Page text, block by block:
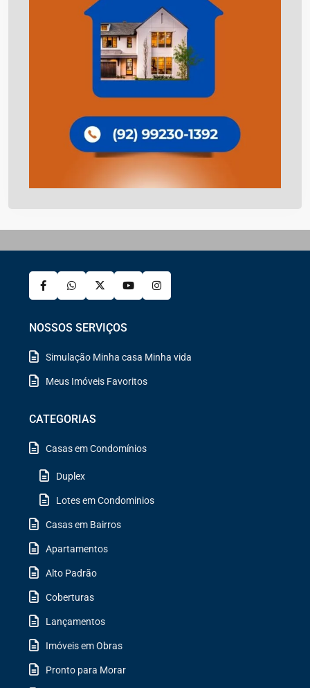
NOSSOS SERVIÇOS
Simulação Minha casa Minha vida
Meus Imóveis Favoritos
CATEGORIAS
Casas em Condomínios
Duplex
Lotes em Condominios
Casas em Bairros
Apartamentos
Alto Padrão
Coberturas
Lançamentos
Imóveis em Obras
Pronto para Morar